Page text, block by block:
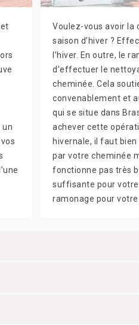
un
Voulez-vous avoir la
saison d’hiver ?
l’hiver. En outre, le
d’effectuer le
cheminée. Cela
convenablement et
qui se situe dans
achever cette
hivernale, il faut
par votre cheminée
fonctionne pas très
suffisante pour
ramonage pour votre